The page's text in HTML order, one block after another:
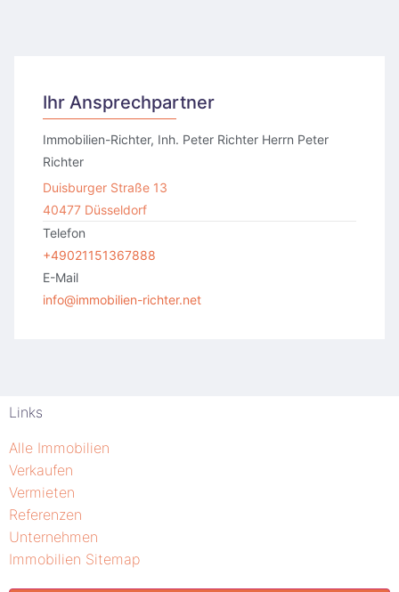
Ihr Ansprechpartner
Immobilien-Richter, Inh. Peter Richter Herrn Peter
Richter
Duisburger Straße 13
40477 Düsseldorf
Telefon
+49021151367888
E-Mail
info@immobilien-richter.net
Links
Alle Immobilien
Verkaufen
Vermieten
Referenzen
Unternehmen
Immobilien Sitemap